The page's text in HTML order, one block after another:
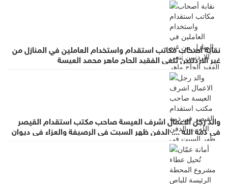
نقابة أصحاب مكاتب استقدام واستخدام العاملين في المنازل من
غير الاردنيين تنعى الفقيد الحاج ماهر محمد العيسة
والد رجل الاعمال اشرف العيسة صاحب مكتب استقدام القيصر
في ذمة الله .... الدفن ظهر السبت في الرصيفة والعزاء في ديوان
صانور بحي الرشيد